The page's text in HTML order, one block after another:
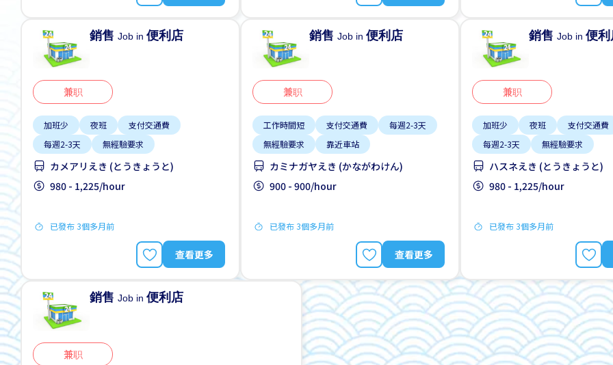
銷售Job in便利店
兼职
加班少 夜班
支付交通費
每週2-3天
無經驗要求
カメアリえき (とうきょうと)
980 - 1,225/hour
已發布 3個多月前
查看更多
銷售Job in便利店
兼职
工作時間短 支付交通費
每週2-3天
無經驗要求
靠近車站
カミナガヤえき (かながわけん)
900 - 900/hour
已發布 3個多月前
查看更多
銷售Job in便利
兼职
加班少 夜班
支付交通費
每週2-3天
無經驗要求
ハスネえき (とうきょうと)
980 - 1,225/hour
已發布 3個多月前
銷售Job in便利店
兼职